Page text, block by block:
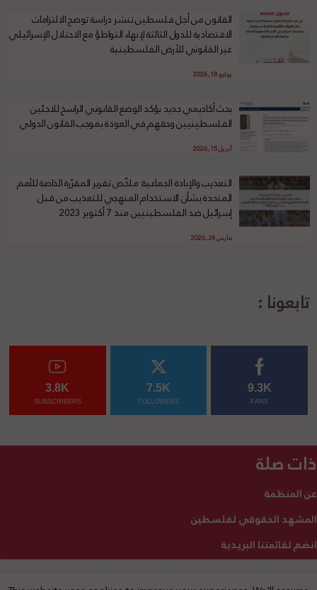
القانون من أجل فلسطين تنشر دراسة توضح الالتزامات
الاقتصادية للدول الثالثة لإنهاء التواطؤ مع الاحتلال الإسرائيلي
غير القانوني للأرض الفلسطينية
يوليو 18, 2026
بحث أكاديمي جديد يؤكد الوضع القانوني الراسخ للاجئين
الفلسطينيين وحقهم في العودة بموجب القانون الدولي
أبريل 15, 2026
التعذيب والإبادة الجماعية: ملخّص تقرير المقرّرة الخاصة للأمم
المتحدة بشأن الاستخدام المنهجي للتعذيب من قبل
إسرائيل ضد الفلسطينيين منذ 7 أكتوبر 2023
مارس 24, 2026
تابعونا :
9.3K
FANS
7.5K
FOLLOWERS
3.8K
SUBSCRIBERS
ذات صلة
عن المنظمة
المشهد الحقوقي لفلسطين
انضم لقائمتنا البريدية